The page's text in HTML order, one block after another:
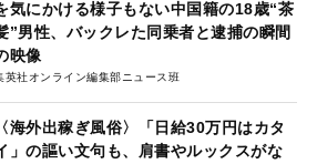
気にかける様子もない中国籍の18歳“茶
”男性、バックレた同乗者と逮捕の瞬間
映像
英社オンライン編集部ニュース班
〈海外出稼ぎ風俗〉「日給30万円はカタ
」の謳い文句も、肩書やルックスがな